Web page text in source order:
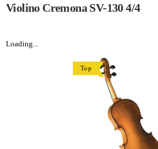
Violino Cremona SV-130 4/4
Loading...
Top